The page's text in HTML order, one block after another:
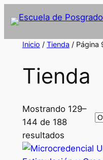
Inicio / Tienda / Página
Tienda
Mostrando 129–
144 de 188
resultados